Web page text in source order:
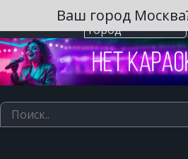
Выберите
город
Ваш город